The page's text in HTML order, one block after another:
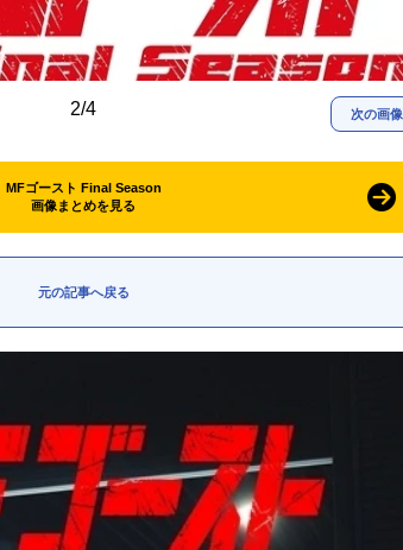
2/4 次の画像
MFゴースト Final Season
画像まとめを見る
元の記事へ戻る